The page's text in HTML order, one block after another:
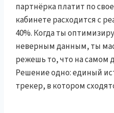
партнёрка платит по
кабинете расходится с
40%. Когда ты
неверным данным, ты
режешь то, что на самом
Решение одно: единый
трекер, в котором